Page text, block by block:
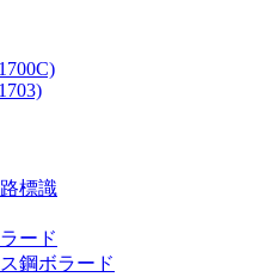
標識
ード
鋼ボラード